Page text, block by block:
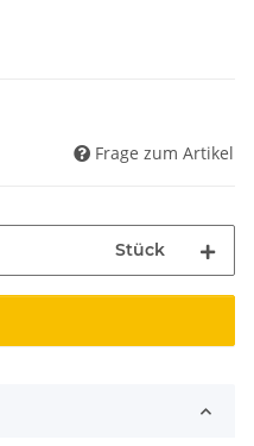
Frage zum Artikel
Stück